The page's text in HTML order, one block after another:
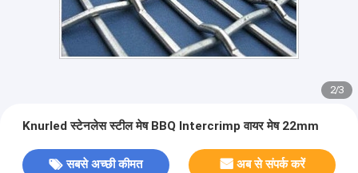
2/3
Knurled स्टेनलेस स्टील मेष BBQ Intercrimp वायर मेष 22mm
सबसे अच्छी कीमत अब से संपर्क करें